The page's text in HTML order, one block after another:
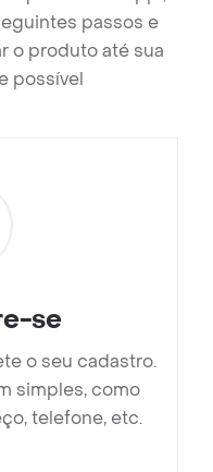
passos e
o produto até sua
possível
se
o seu cadastro.
simples, como
telefone, etc.